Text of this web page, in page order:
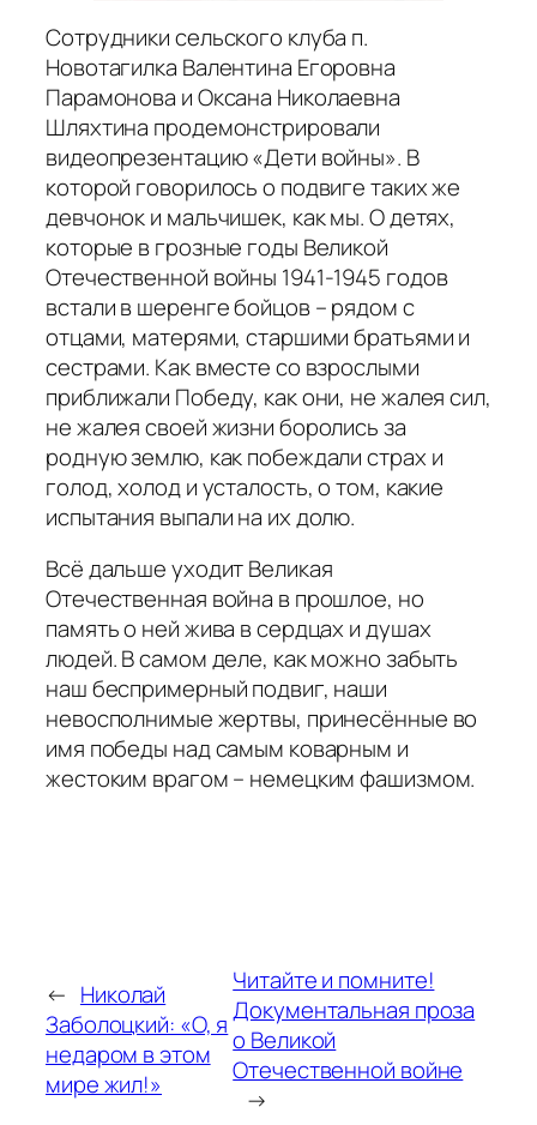
Сотрудники сельского клуба п.
Новотагилка Валентина Егоровна
Парамонова и Оксана Николаевна
Шляхтина продемонстрировали
видеопрезентацию «Дети войны». В
которой говорилось о подвиге таких же
девчонок и мальчишек, как мы. О детях,
которые в грозные годы Великой
Отечественной войны 1941-1945 годов
встали в шеренге бойцов – рядом с
отцами, матерями, старшими братьями и
сестрами. Как вместе со взрослыми
приближали Победу, как они, не жалея сил,
не жалея своей жизни боролись за
родную землю, как побеждали страх и
голод, холод и усталость, о том, какие
испытания выпали на их долю.
Всё дальше уходит Великая
Отечественная война в прошлое, но
память о ней жива в сердцах и душах
людей. В самом деле, как можно забыть
наш беспримерный подвиг, наши
невосполнимые жертвы, принесённые во
имя победы над самым коварным и
жестоким врагом – немецким фашизмом.
← Николай
Заболоцкий: «О, я
недаром в этом
мире жил!»
Читайте и помните!
Документальная проза
о Великой
Отечественной войне
→